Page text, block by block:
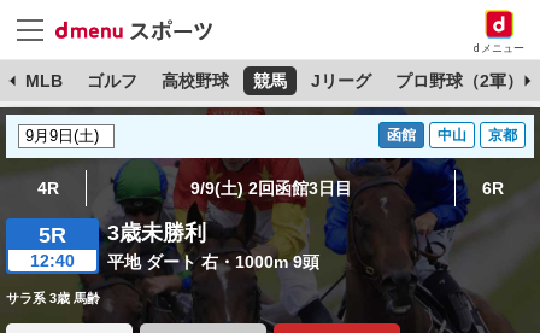
dメニュー
MLB ゴルフ 高校野球 競馬 Jリーグ プロ野球（2軍）
函館 中山 京都
4R 9/9(土) 2回函館3日目 6R
5R
12:40
3歳未勝利
平地 ダート 右・1000m 9頭
サラ系 3歳 馬齢